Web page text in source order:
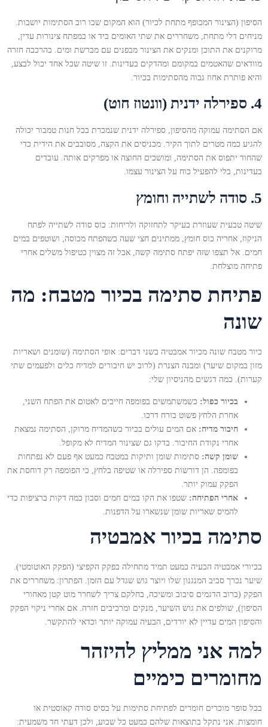
הסיפון (הצינור המכופף מתחת לכיור) הוא המקום שבו רוב הסתימות יושבות.
מניחים דלי מתחת, משחררים את שתי האומים ביד או במפתח צינורות עדין,
מרוקנים את התוכן ומנקים את הצינור מבפנים עם מברשת ומים. בהרכבה חזרה
מוודאים שהאטמים במקומם ומהדקים בעדינות. זו שיטה שכל אחד יכול לבצע,
והיא פותרת אחוז גבוה מהסתימות בכיור.
4. ספירלה ידנית (וונטוז חוט)
אם הסתימה עמוקה מהסיפון, ספירלה ידנית שנמכרת בכל חנות טמבור יכולה
להגיע כמה מטרים לתוך הקיר. מכניסים את הקצה, מסובבים את הידית כדי
שהחוד יתפוס את הסתימה, ומושכים החוצה או מפרקים אותה. עובדים
בעדינות, בלי להפעיל כוח על הצינור עצמו.
5. סודה לשתייה וחומץ
שיטה טבעית שעוזרת בעיקר לתחזוקה ולריחות: כוס סודה לשתייה לפתח
הניקוז, אחריה כוס חומץ, ממתינים חצי שעה כשהפתח מכוסה, ושוטפים במים
חמים. אל תצפו שזה יפתח סתימה קשה, אבל זה מצוין כטיפול משלים אחרי
פתיחה מוצלחת.
פתיחת סתימה בכיור מטבח: מה
שונה
כיור מטבח שונה מכיור אמבטיה בשני דברים: אופי הסתימה (שומנים ושאריות
מזון במקום שיער) ומבנה הצנרת (לרוב יש חיבורים למדיח כלים ולפעמים שתי
קערות). כמה דגשים מהניסיון שלי:
בכיור כפול: כשמשתמשים בפומפה חייבים לאטום את הפתח השני,
אחרת הלחץ פשוט בורח דרכו.
חיבור מדיח: אם המים עולים בכיור כשהמדיח מרוקן, הסתימה נמצאת
אחרי נקודת החיבור. בדקו גם שצינור המדיח לא מקופל.
שומן קשה: סתימות שומן ותיקות במטבח כמעט אף פעם לא נפתחות
בפומפה. הן דורשות ספירלה או שטיפה בלחץ, כי הפומפה רק דוחסת את
הפקק עמוק יותר.
אחרי הפתיחה: שטפו את הקו במים חמים וסבון כמה דקות ברציפות כדי
להמיס שאריות שומן שנשארו על הדפנות.
סתימה בכיור אמבטיה
בכיורי אמבטיה הבעיה כמעט תמיד מתחילה בפקק הקפיצי (הפקק האוטומטי).
שיער נכרך סביב המנגנון שלו ויוצר גוש שגדל עם הזמן. הפתרון: משחררים את
הפקק (ברוב הדגמים סיבוב ומשיכה, בחלקם צריך לשחרר מוט קטן מאחורי
הסיפון), שולפים את גוש השיער, מנקים ומרכיבים חזרה. אם אחרי ניקוי הפקק
והסיפון המים עדיין לא יורדים, הבעיה עמוקה יותר וכדאי להתקשר.
למה אני ממליץ להיזהר
מחומרים כימיים
בכל סופר מוכרים חומרים לפתיחת סתימות על בסיס סודה קאוסטית או
חומצות. אני נתקל בתוצאות שלהם כמעט כל שבוע, ולכן דעתי חד משמעית: